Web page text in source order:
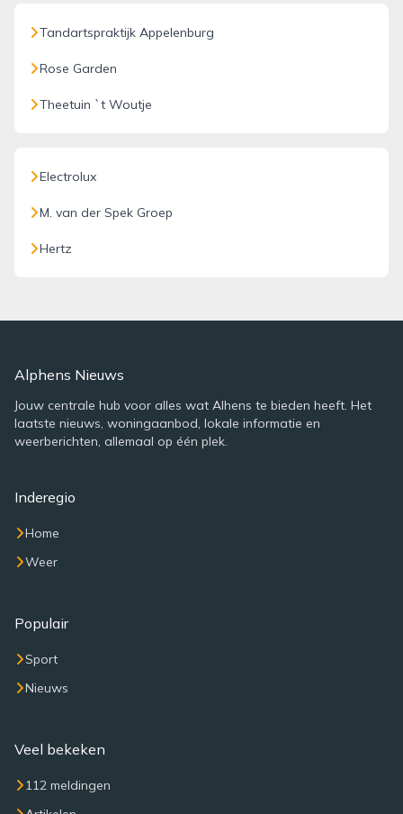
Tandartspraktijk Appelenburg
Rose Garden
Theetuin `t Woutje
Electrolux
M. van der Spek Groep
Hertz
Alphens Nieuws
Jouw centrale hub voor alles wat Alhens te bieden heeft. Het
laatste nieuws, woningaanbod, lokale informatie en
weerberichten, allemaal op één plek.
Inderegio
Home
Weer
Populair
Sport
Nieuws
Veel bekeken
112 meldingen